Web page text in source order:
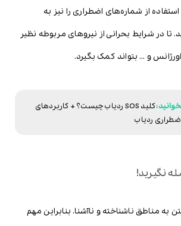
از شماره‌های اضطراری را نیز به
تا در شرایط بحرانی از نیروهای مربوطه نظیر
و … بتواند کمک بگیرد.
کلید SOS ردیاب چیست؟ + کاربردهای
ردیاب
به مناطق ناشناخته و ناآشنا. بنابراین مهم